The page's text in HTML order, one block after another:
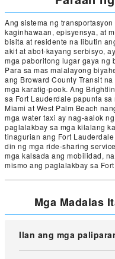
Ang sistema ng
kaginhawaan, episyensya, at
bisita at residente na libutin
akit at abot-kayang serbisyo,
mga paboritong lugar gaya ng
Para sa mas malalayong
ang Broward County Transit
mga karatig-pook. Ang
sa Fort Lauderdale papunta
Miami at West Palm Beach
mga water taxi ay nag-aalok
paglalakbay sa mga kilalang
tinagurian ang Fort
din ng mga ride-sharing
mga kalsada ang mobilidad,
mismo ang paglalakbay sa
Mga Madalas
Ilan ang mga